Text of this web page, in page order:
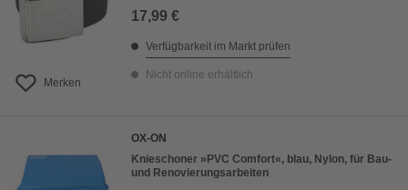
Merken
17,99 €
Verfügbarkeit im Markt prüfen
Nicht online erhältlich
OX-ON
Knieschoner »PVC Comfort«, blau, Nylon, für Bau-
und Renovierungsarbeiten